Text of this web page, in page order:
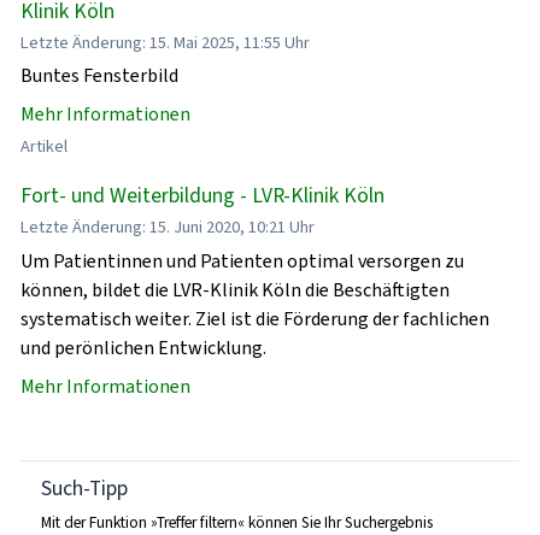
Klinik Köln
Letzte Änderung: 15. Mai 2025, 11:55 Uhr
Buntes Fensterbild
Mehr Informationen
Artikel
Fort- und Weiterbildung - LVR-Klinik Köln
Letzte Änderung: 15. Juni 2020, 10:21 Uhr
Um Patientinnen und Patienten optimal versorgen zu
können, bildet die LVR-Klinik Köln die Beschäftigten
systematisch weiter. Ziel ist die Förderung der fachlichen
und perönlichen Entwicklung.
Mehr Informationen
Such-Tipp
Mit der Funktion »Treffer filtern« können Sie Ihr Suchergebnis